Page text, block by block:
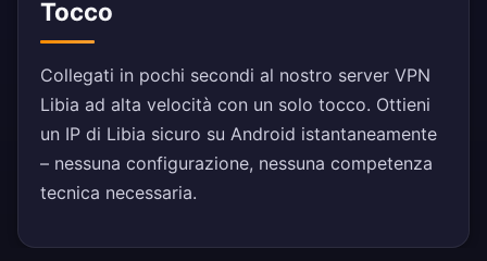
Tocco
Collegati in pochi secondi al nostro server VPN
Libia ad alta velocità con un solo tocco. Ottieni
un IP di Libia sicuro su Android istantaneamente
– nessuna configurazione, nessuna competenza
tecnica necessaria.